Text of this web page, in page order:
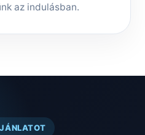
az indulásban.